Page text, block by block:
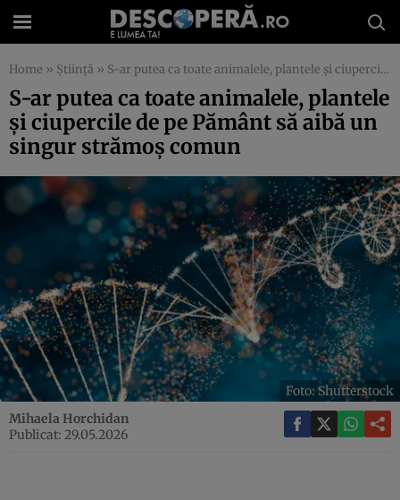
Home » Știință » S-ar putea ca toate animalele, plantele și ciupercile de pe Pământ să aibă un singur strămoș comun
S-ar putea ca toate animalele, plantele
și ciupercile de pe Pământ să aibă un
singur strămoș comun
Foto: Shutterstock
Mihaela Horchidan
Publicat: 29.05.2026